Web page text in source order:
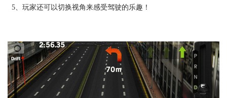
5、玩家还可以切换视角来感受驾驶的乐趣！